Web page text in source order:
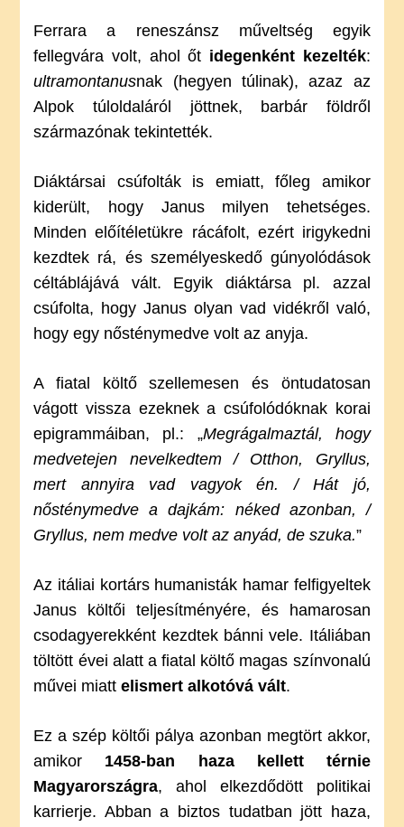
Ferrara a reneszánsz műveltség egyik
fellegvára volt, ahol őt idegenként kezelték:
ultramontanusnak (hegyen túlinak), azaz az
Alpok túloldaláról jöttnek, barbár földről
származónak tekintették.
Diáktársai csúfolták is emiatt, főleg amikor
kiderült, hogy Janus milyen tehetséges.
Minden előítéletükre rácáfolt, ezért irigykedni
kezdtek rá, és személyeskedő gúnyolódások
céltáblájává vált. Egyik diáktársa pl. azzal
csúfolta, hogy Janus olyan vad vidékről való,
hogy egy nősténymedve volt az anyja.
A fiatal költő szellemesen és öntudatosan
vágott vissza ezeknek a csúfolódóknak korai
epigrammáiban, pl.: „Megrágalmaztál, hogy
medvetejen nevelkedtem / Otthon, Gryllus,
mert annyira vad vagyok én. / Hát jó,
nősténymedve a dajkám: néked azonban, /
Gryllus, nem medve volt az anyád, de szuka.”
Az itáliai kortárs humanisták hamar felfigyeltek
Janus költői teljesítményére, és hamarosan
csodagyerekként kezdtek bánni vele. Itáliában
töltött évei alatt a fiatal költő magas színvonalú
művei miattelismert alkotóvá vált.
Ez a szép költői pálya azonban megtört akkor,
amikor 1458-ban haza kellett térnie
Magyarországra, ahol elkezdődött politikai
karrierje. Abban a biztos tudatban jött haza,